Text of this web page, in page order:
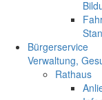
Bürgerservice
Verwaltung,
Rathaus